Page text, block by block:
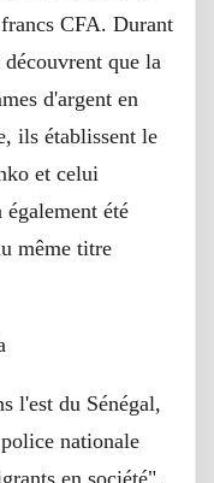
CFA. Durant
que la
d'argent en
ils établissent le
et celui
été
même titre
l'est du Sénégal,
nationale
en société".